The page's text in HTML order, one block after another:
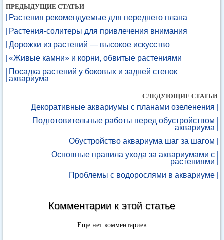
ПРЕДЫДУЩИЕ СТАТЬИ
Растения рекомендуемые для переднего плана
Растения-солитеры для привлечения внимания
Дорожки из растений — высокое искусство
«Живые камни» и корни, обвитые растениями
Посадка растений у боковых и задней стенок
аквариума
СЛЕДУЮЩИЕ СТАТЬИ
Декоративные аквариумы с планами озеленения
Подготовительные работы перед обустройством
аквариума
Обустройство аквариума шаг за шагом
Основные правила ухода за аквариумами с
растениями
Проблемы с водорослями в аквариуме
Комментарии к этой статье
Еще нет комментариев